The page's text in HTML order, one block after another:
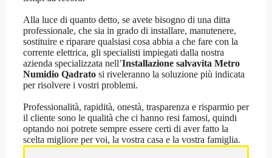
Alla luce di quanto detto, se avete bisogno di una ditta
professionale, che sia in grado di installare, manutenere,
sostituire e riparare qualsiasi cosa abbia a che fare con la
corrente elettrica, gli specialisti impiegati dalla nostra
azienda specializzata nell’Installazione salvavita Metro
Numidio Qadrato si riveleranno la soluzione più indicata
per risolvere i vostri problemi.
Professionalità, rapidità, onestà, trasparenza e risparmio per
il cliente sono le qualità che ci hanno resi famosi, quindi
optando noi potrete sempre essere certi di aver fatto la
scelta migliore per voi, la vostra casa e la vostra famiglia.